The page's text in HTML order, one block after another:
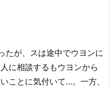
たが、スは途中でウヨンに
に相談するもウヨンから
ことに気付いて…。一方、